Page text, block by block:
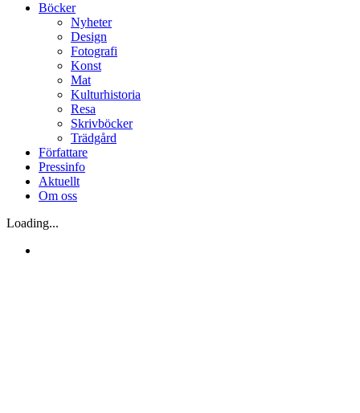
Böcker
Nyheter
Design
Fotografi
Konst
Mat
Kulturhistoria
Resa
Skrivböcker
Trädgård
Författare
Pressinfo
Aktuellt
Om oss
Loading...